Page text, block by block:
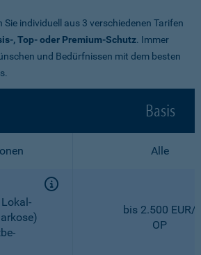
Sie individuell aus 3 verschiedenen Tarifen
, Top- oder Premium-Schutz. Immer
und Bedürfnissen mit dem besten
Basis
Alle
Lokal­
bis 2.500 EUR/
OP